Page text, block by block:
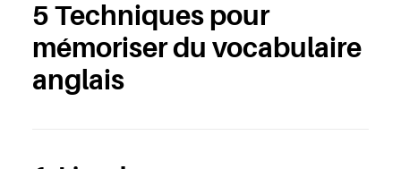
5 Techniques pour
mémoriser du vocabulaire
anglais